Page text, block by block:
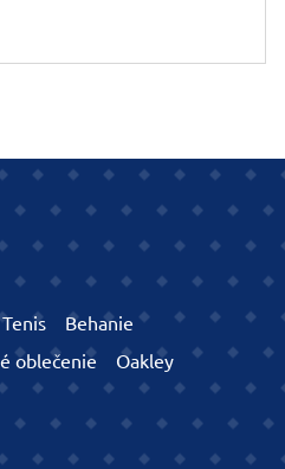
Behanie
oblečenie
Oakley